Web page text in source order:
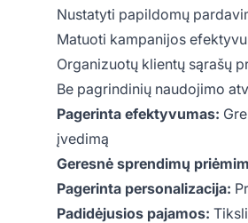
Nustatyti papildomų
Matuoti kampanijos
Organizuotų klientų sąrašų
Be pagrindinių naudojimo
Pagerinta efektyvumas:
įvedimą
Geresnė sprendimų
Pagerinta personalizacija:
Padidėjusios pajamos: